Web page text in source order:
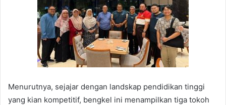
Menurutnya, sejajar dengan landskap pendidikan tinggi
yang kian kompetitif, bengkel ini menampilkan tiga tokoh